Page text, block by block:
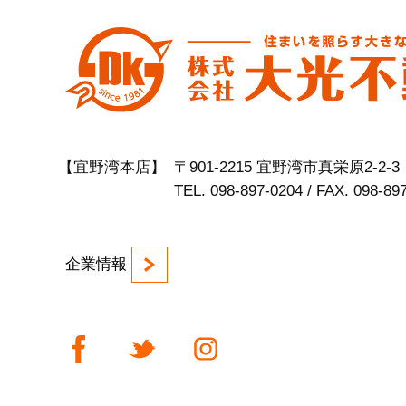
【宜野湾本店】
〒901-2215 宜野湾市真栄原2-2-3
TEL. 098-897-0204 / FAX. 098-
企業情報